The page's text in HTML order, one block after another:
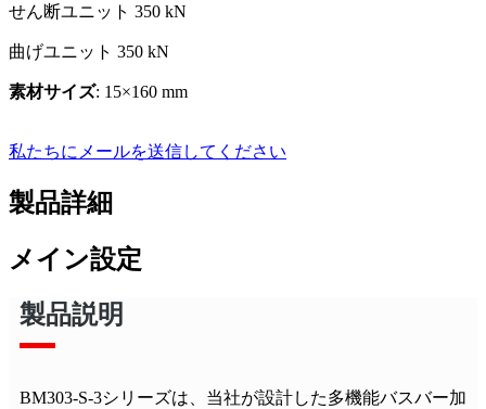
せん断ユニット 350 kN
曲げユニット 350 kN
素材サイズ: 15×160 mm
私たちにメールを送信してください
製品詳細
メイン設定
製品説明
BM303-S-3シリーズは、当社が設計した多機能バスバー加